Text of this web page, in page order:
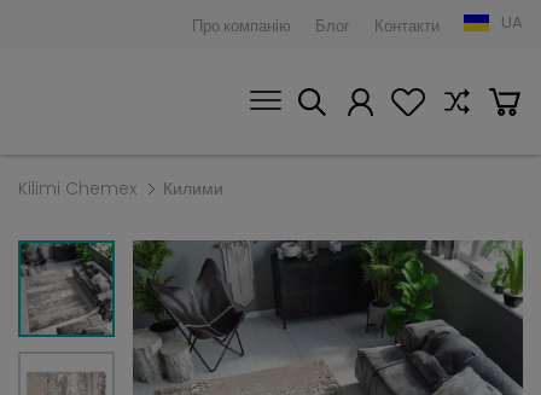
Про компанію Блог Контакти UA
Kilimi Chemex Килими